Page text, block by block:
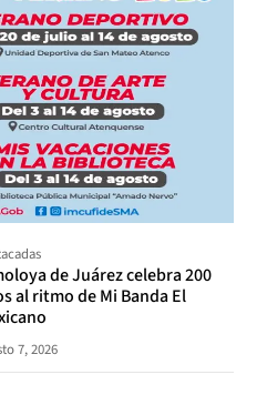
de Juárez celebra 200
al ritmo de Mi Banda El
7, 2026